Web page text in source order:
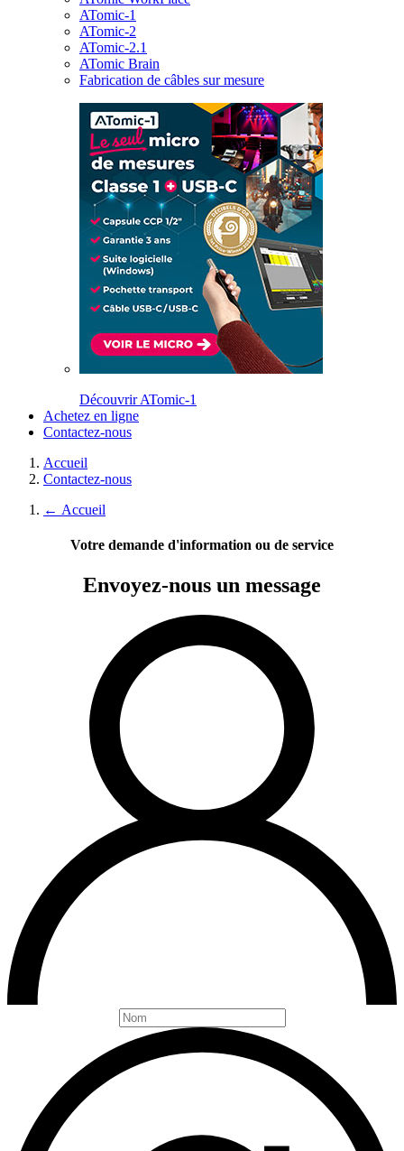
ATomic-1
ATomic-2
ATomic-2.1
ATomic Brain
Fabrication de câbles sur mesure
Découvrir ATomic-1
Achetez en ligne
Contactez-nous
Accueil
Contactez-nous
← Accueil
Votre demande d'information ou de service
Envoyez-nous un message